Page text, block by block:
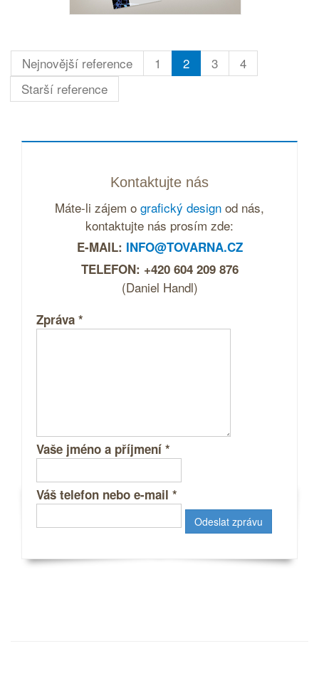
Nejnovější reference 1 2 3
4
Starší reference
Kontaktujte nás
Máte-li zájem o grafický design od nás,
kontaktujte nás prosím zde:
E-MAIL: INFO@TOVARNA.CZ
TELEFON: +420 604 209 876
(Daniel Handl)
Zpráva *
Vaše jméno a příjmení *
Váš telefon nebo e-mail *